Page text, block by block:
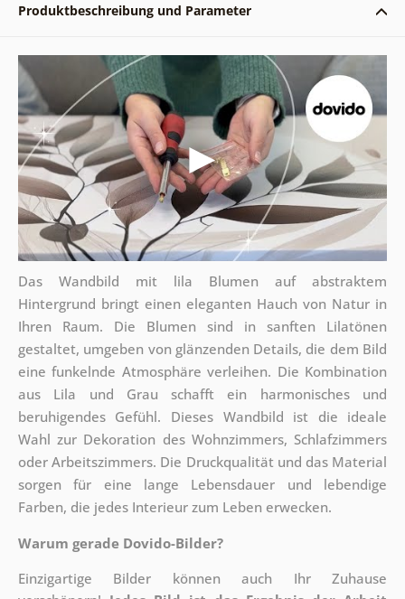
Produktbeschreibung und Parameter
Das Wandbild mit lila Blumen auf abstraktem
Hintergrund bringt einen eleganten Hauch von Natur in
Ihren Raum. Die Blumen sind in sanften Lilatönen
gestaltet, umgeben von glänzenden Details, die dem Bild
eine funkelnde Atmosphäre verleihen. Die Kombination
aus Lila und Grau schafft ein harmonisches und
beruhigendes Gefühl. Dieses Wandbild ist die ideale
Wahl zur Dekoration des Wohnzimmers, Schlafzimmers
oder Arbeitszimmers. Die Druckqualität und das Material
sorgen für eine lange Lebensdauer und lebendige
Farben, die jedes Interieur zum Leben erwecken.
Warum gerade Dovido-Bilder?
Einzigartige Bilder können auch Ihr Zuhause